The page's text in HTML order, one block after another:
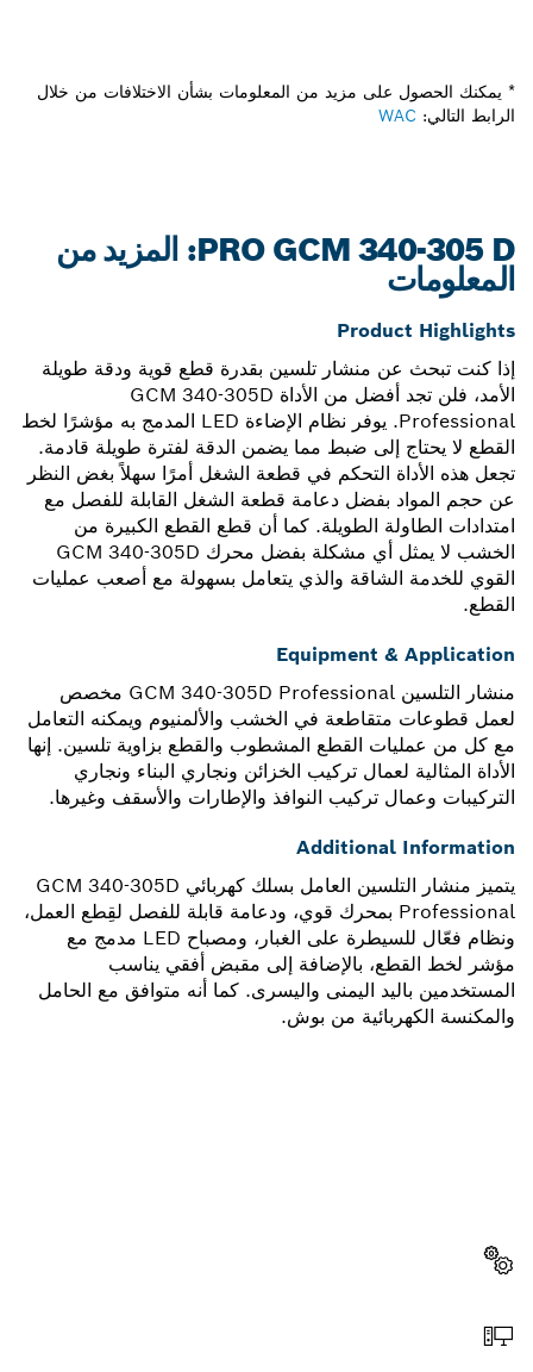
* يمكنك الحصول على مزيد من المعلومات بشأن الاختلافات من خلال
الرابط التالي: WAC
PRO GCM 340-305 D: المزيد من
المعلومات
Product Highlights
إذا كنت تبحث عن منشار تلسين بقدرة قطع قوية ودقة طويلة
الأمد، فلن تجد أفضل من الأداة GCM 340-305D
Professional. يوفر نظام الإضاءة LED المدمج به مؤشرًا لخط
القطع لا يحتاج إلى ضبط مما يضمن الدقة لفترة طويلة قادمة.
تجعل هذه الأداة التحكم في قطعة الشغل أمرًا سهلاً بغض النظر
عن حجم المواد بفضل دعامة قطعة الشغل القابلة للفصل مع
امتدادات الطاولة الطويلة. كما أن قطع القطع الكبيرة من
الخشب لا يمثل أي مشكلة بفضل محرك GCM 340-305D
القوي للخدمة الشاقة والذي يتعامل بسهولة مع أصعب عمليات
القطع.
Equipment & Application
منشار التلسين GCM 340-305D Professional مخصص
لعمل قطوعات متقاطعة في الخشب والألمنيوم ويمكنه التعامل
مع كل من عمليات القطع المشطوب والقطع بزاوية تلسين. إنها
الأداة المثالية لعمال تركيب الخزائن ونجاري البناء ونجاري
التركيبات وعمال تركيب النوافذ والإطارات والأسقف وغيرها.
Additional Information
يتميز منشار التلسين العامل بسلك كهربائي GCM 340-305D
Professional بمحرك قوي، ودعامة قابلة للفصل لقِطع العمل،
ونظام فعّال للسيطرة على الغبار، ومصباح LED مدمج مع
مؤشر لخط القطع، بالإضافة إلى مقبض أفقي يناسب
المستخدمين باليد اليمنى واليسرى. كما أنه متوافق مع الحامل
والمكنسة الكهربائية من بوش.